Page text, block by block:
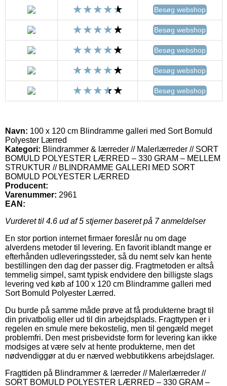
Besøg webshop
Besøg webshop
Besøg webshop
Besøg webshop
Besøg webshop
Navn: 100 x 120 cm Blindramme galleri med Sort Bomuld
Polyester Lærred
Kategori: Blindrammer & lærreder // Malerlærreder // SORT
BOMULD POLYESTER LÆRRED – 330 GRAM – MELLEM
STRUKTUR // BLINDRAMME GALLERI MED SORT
BOMULD POLYESTER LÆRRED
Producent:
Varenummer: 2961
EAN:
Vurderet til 4.6 ud af 5 stjerner baseret på 7anmeldelser
En stor portion internet firmaer foreslår nu om dage
alverdens metoder til levering. En favorit iblandt mange er
efterhånden udleveringssteder, så du nemt selv kan hente
bestillingen den dag der passer dig. Fragtmetoden er altså
temmelig simpel, samt typisk endvidere den billigste slags
levering ved køb af 100 x 120 cm Blindramme galleri med
Sort Bomuld Polyester Lærred.
Du burde på samme måde prøve at få produkterne bragt til
din privatbolig eller ud til din arbejdsplads. Fragttypen er i
regelen en smule mere bekostelig, men til gengæld meget
problemfri. Den mest prisbevidste form for levering kan ikke
modsiges at være selv at hente produkterne, men det
nødvendiggør at du er nærved webbutikkens arbejdslager.
Fragttiden på Blindrammer & lærreder // Malerlærreder //
SORT BOMULD POLYESTER LÆRRED – 330 GRAM –